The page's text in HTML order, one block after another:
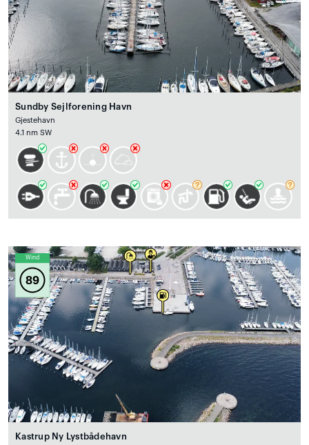
Sundby Sejlforening Havn
Gjestehavn
4.1 nm SW
Wind
89
Kastrup Ny Lystbådehavn